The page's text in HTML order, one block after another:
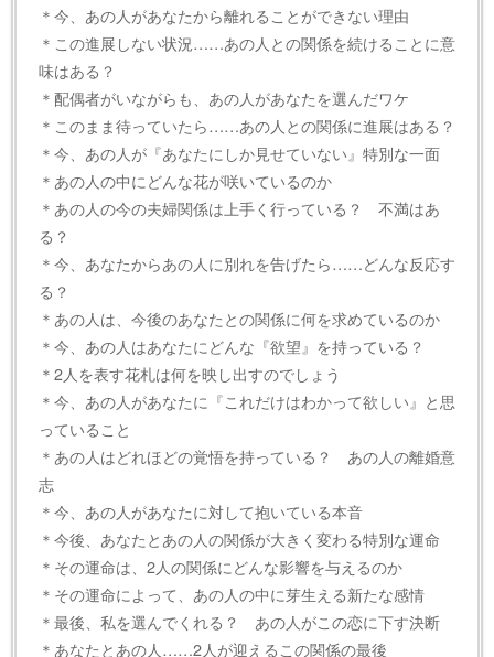
＊今、あの人があなたから離れることができない理由
＊この進展しない状況……あの人との関係を続けることに意
味はある？
＊配偶者がいながらも、あの人があなたを選んだワケ
＊このまま待っていたら……あの人との関係に進展はある？
＊今、あの人が『あなたにしか見せていない』特別な一面
＊あの人の中にどんな花が咲いているのか
＊あの人の今の夫婦関係は上手く行っている？ 不満はあ
る？
＊今、あなたからあの人に別れを告げたら……どんな反応す
る？
＊あの人は、今後のあなたとの関係に何を求めているのか
＊今、あの人はあなたにどんな『欲望』を持っている？
＊2人を表す花札は何を映し出すのでしょう
＊今、あの人があなたに『これだけはわかって欲しい』と思
っていること
＊あの人はどれほどの覚悟を持っている？ あの人の離婚意
志
＊今、あの人があなたに対して抱いている本音
＊今後、あなたとあの人の関係が大きく変わる特別な運命
＊その運命は、2人の関係にどんな影響を与えるのか
＊その運命によって、あの人の中に芽生える新たな感情
＊最後、私を選んでくれる？ あの人がこの恋に下す決断
＊あなたとあの人……2人が迎えるこの関係の最後